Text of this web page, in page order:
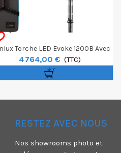
Torche LED Evoke 1200B Avec
Valise Trolley
4 764,00 € (TTC)
RESTEZ AVEC NOUS
Nos showrooms photo et